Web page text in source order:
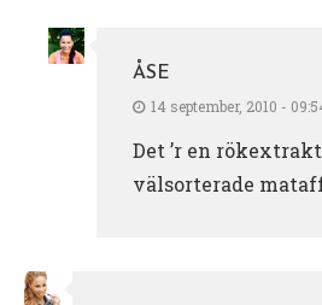
ÅSE
14 september, 2010 -
Det ’r en
välsorterade